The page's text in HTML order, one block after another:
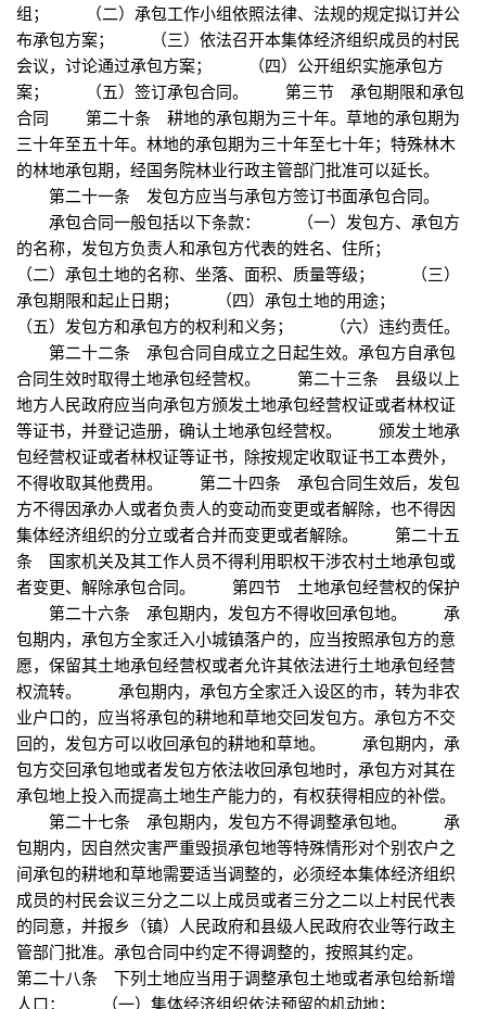
组； （二）承包工作小组依照法律、法规的规定拟订并公
布承包方案； （三）依法召开本集体经济组织成员的村民
会议，讨论通过承包方案； （四）公开组织实施承包方
案； （五）签订承包合同。 第三节 承包期限和承包
合同 第二十条 耕地的承包期为三十年。草地的承包期为
三十年至五十年。林地的承包期为三十年至七十年；特殊林木
的林地承包期，经国务院林业行政主管部门批准可以延长。
第二十一条 发包方应当与承包方签订书面承包合同。
承包合同一般包括以下条款： （一）发包方、承包方
的名称，发包方负责人和承包方代表的姓名、住所；
（二）承包土地的名称、坐落、面积、质量等级； （三）
承包期限和起止日期； （四）承包土地的用途；
（五）发包方和承包方的权利和义务； （六）违约责任。
第二十二条 承包合同自成立之日起生效。承包方自承包
合同生效时取得土地承包经营权。 第二十三条 县级以上
地方人民政府应当向承包方颁发土地承包经营权证或者林权证
等证书，并登记造册，确认土地承包经营权。 颁发土地承
包经营权证或者林权证等证书，除按规定收取证书工本费外，
不得收取其他费用。 第二十四条 承包合同生效后，发包
方不得因承办人或者负责人的变动而变更或者解除，也不得因
集体经济组织的分立或者合并而变更或者解除。 第二十五
条 国家机关及其工作人员不得利用职权干涉农村土地承包或
者变更、解除承包合同。 第四节 土地承包经营权的保护
第二十六条 承包期内，发包方不得收回承包地。 承
包期内，承包方全家迁入小城镇落户的，应当按照承包方的意
愿，保留其土地承包经营权或者允许其依法进行土地承包经营
权流转。 承包期内，承包方全家迁入设区的市，转为非农
业户口的，应当将承包的耕地和草地交回发包方。承包方不交
回的，发包方可以收回承包的耕地和草地。 承包期内，承
包方交回承包地或者发包方依法收回承包地时，承包方对其在
承包地上投入而提高土地生产能力的，有权获得相应的补偿。
第二十七条 承包期内，发包方不得调整承包地。 承
包期内，因自然灾害严重毁损承包地等特殊情形对个别农户之
间承包的耕地和草地需要适当调整的，必须经本集体经济组织
成员的村民会议三分之二以上成员或者三分之二以上村民代表
的同意，并报乡（镇）人民政府和县级人民政府农业等行政主
管部门批准。承包合同中约定不得调整的，按照其约定。
第二十八条 下列土地应当用于调整承包土地或者承包给新增
人口： （一）集体经济组织依法预留的机动地；